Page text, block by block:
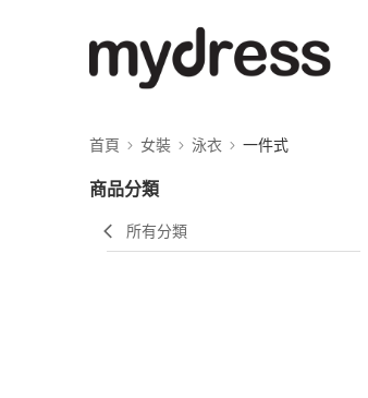
首頁 女裝 泳衣 一件式
商品分類
所有分類